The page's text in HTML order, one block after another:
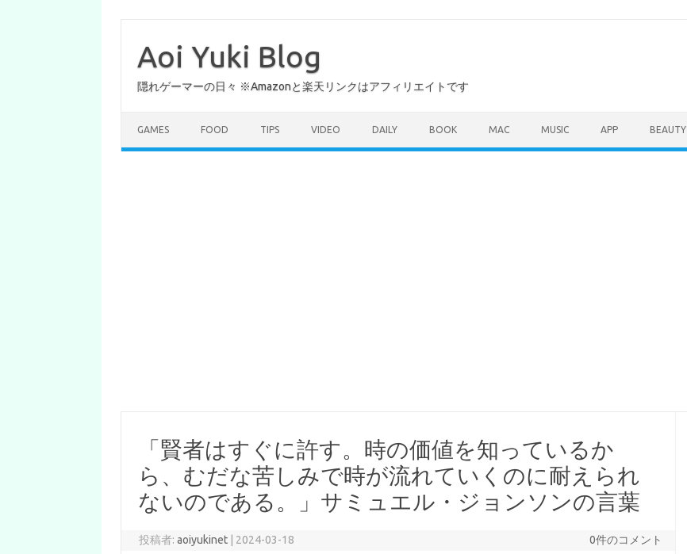
Aoi Yuki Blog
隠れゲーマーの日々 ※Amazonと楽天リンクはアフィリエイトです
GAMES FOOD TIPS VIDEO DAILY BOOK MAC MUSIC APP BEAUTY
「賢者はすぐに許す。時の価値を知っているか
ら、むだな苦しみで時が流れていくのに耐えられ
ないのである。」サミュエル・ジョンソンの言葉
投稿者:aoiyukinet 2024-03-18 0件のコメント